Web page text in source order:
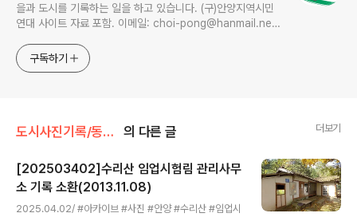
을과 도시를 기록하는 일을 하고 있습니다. (구)안양지역시민
연대 사이트 자료 포함. 이메일: choi-pong@hanmail.net
구독하기
도시사진기록/동네탐사 의 다른 글 더보기
[202503402]수리산 임업시험림 관리사무
소 기록 소환(2013.11.08)
2025.04.02/ #아카이브 #사진 #안양 #수리산 #임업시